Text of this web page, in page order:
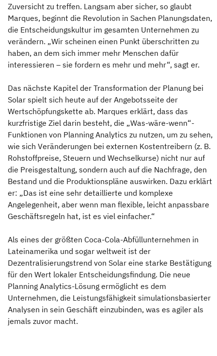
Zuversicht zu treffen. Langsam aber sicher, so glaubt
Marques, beginnt die Revolution in Sachen Planungsdaten,
die Entscheidungskultur im gesamten Unternehmen zu
verändern. „Wir scheinen einen Punkt überschritten zu
haben, an dem sich immer mehr Menschen dafür
interessieren – sie fordern es mehr und mehr“, sagt er.
Das nächste Kapitel der Transformation der Planung bei
Solar spielt sich heute auf der Angebotsseite der
Wertschöpfungskette ab. Marques erklärt, dass das
kurzfristige Ziel darin besteht, die „Was-wäre-wenn“-
Funktionen von Planning Analytics zu nutzen, um zu sehen,
wie sich Veränderungen bei externen Kostentreibern (z. B.
Rohstoffpreise, Steuern und Wechselkurse) nicht nur auf
die Preisgestaltung, sondern auch auf die Nachfrage, den
Bestand und die Produktionspläne auswirken. Dazu erklärt
er: „Das ist eine sehr detaillierte und komplexe
Angelegenheit, aber wenn man flexible, leicht anpassbare
Geschäftsregeln hat, ist es viel einfacher.“
Als eines der größten Coca-Cola-Abfüllunternehmen in
Lateinamerika und sogar weltweit ist der
Dezentralisierungstrend von Solar eine starke Bestätigung
für den Wert lokaler Entscheidungsfindung. Die neue
Planning Analytics-Lösung ermöglicht es dem
Unternehmen, die Leistungsfähigkeit simulationsbasierter
Analysen in sein Geschäft einzubinden, was es agiler als
jemals zuvor macht.